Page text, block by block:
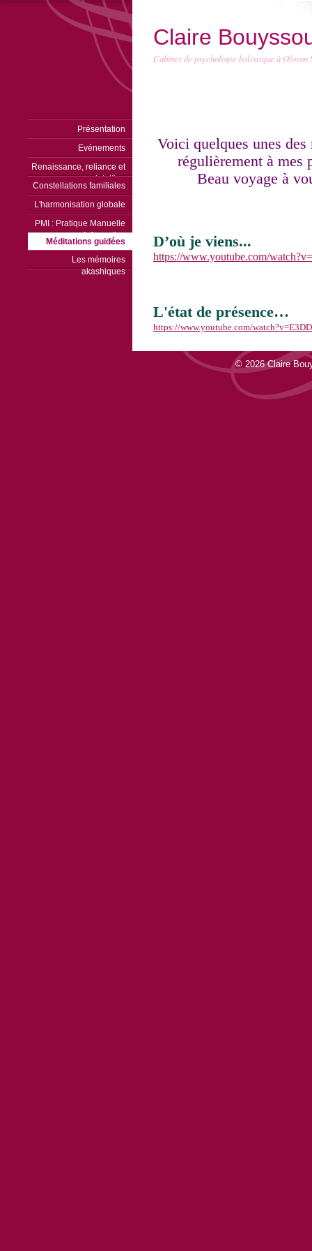
Claire
Cabinet de psychologie holistique à Oloron
Présentation
Evénements
Renaissance, reliance et
intuition
Constellations familiales
L'harmonisation globale
PMI : Pratique Manuelle
Informative
Méditations guidées
Les mémoires
akashiques
Voici quelques unes
régulièrement à mes
Beau voyage à
D’où je viens...
https://www.youtube.com/
L'état de présence…
https://www.youtube.com/
© 2026 Claire